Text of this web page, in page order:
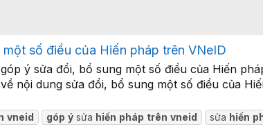
số điều của Hiến pháp trên VNeID
ý sửa đổi, bổ sung một số điều của Hiến
nội dung sửa đổi, bổ sung một số điều của
vneid góp ý sửa hiến pháp trên vneid sửa hiến